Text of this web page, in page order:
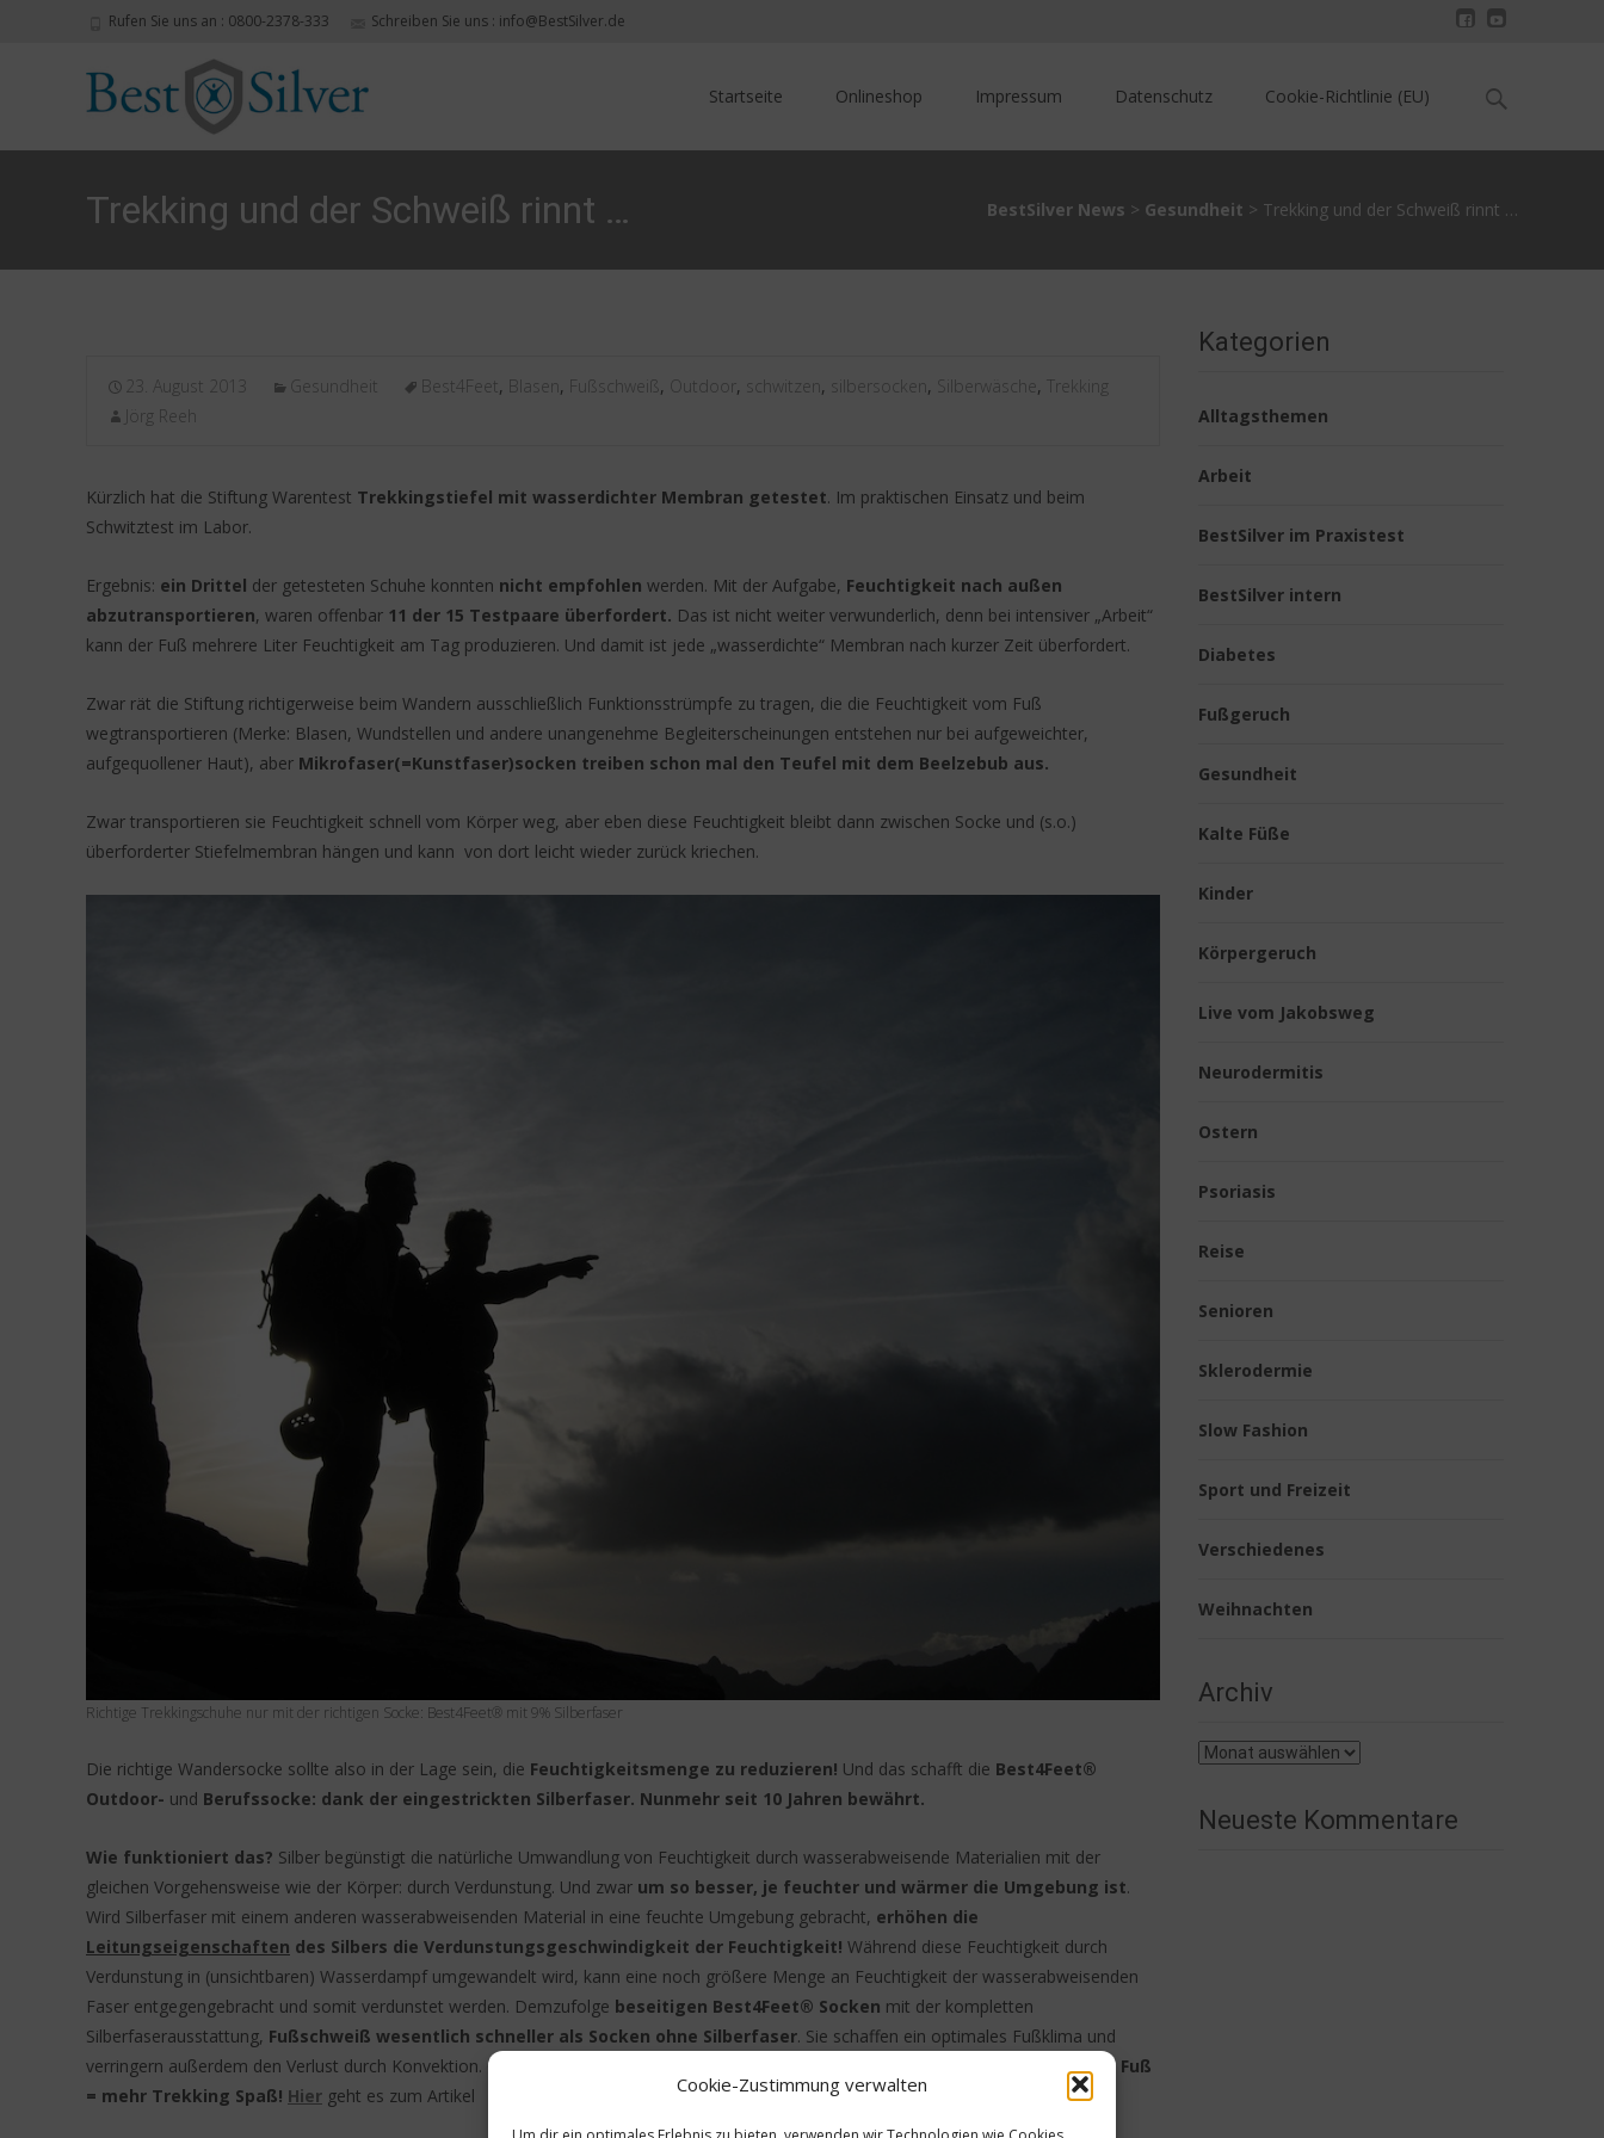
Cookie-Zustimmung verwalten
Rufen Sie uns an : 0800-2378-333 Schreiben Sie uns : info@BestSilver.de
Startseite Onlineshop Impressum Datenschutz Cookie-Richtlinie (EU)
Search
Trekking und der Schweiß rinnt … BestSilver News > Gesundheit > Trekking und der Schweiß rinnt …
23. August 2013 Gesundheit Best4Feet, Blasen , Fußschweiß , Outdoor, schwitzen , silbersocken , Silberwäsche , Trekking
Jörg Reeh
Kürzlich hat die Stiftung Warentest Trekkingstiefel mit wasserdichter Membran getestet. Im praktischen Einsatz und beim
Schwitztest im Labor.
Ergebnis: ein Drittel der getesteten Schuhe konnten nicht empfohlen werden. Mit der Aufgabe, Feuchtigkeit nach außen
abzutransportieren, waren offenbar 11 der 15 Testpaare überfordert. Das ist nicht weiter verwunderlich, denn bei intensiver „Arbeit“
kann der Fuß mehrere Liter Feuchtigkeit am Tag produzieren. Und damit ist jede „wasserdichte“ Membran nach kurzer Zeit überfordert.
Zwar rät die Stiftung richtigerweise beim Wandern ausschließlich Funktionsstrümpfe zu tragen, die die Feuchtigkeit vom Fuß
wegtransportieren (Merke: Blasen, Wundstellen und andere unangenehme Begleiterscheinungen entstehen nur bei aufgeweichter,
aufgequollener Haut), aber Mikrofaser(=Kunstfaser)socken treiben schon mal den Teufel mit dem Beelzebub aus.
Zwar transportieren sie Feuchtigkeit schnell vom Körper weg, aber eben diese Feuchtigkeit bleibt dann zwischen Socke und (s.o.)
überforderter Stiefelmembran hängen und kann von dort leicht wieder zurück kriechen.
Richtige Trekkingschuhe nur mit der richtigen Socke: Best4Feet® mit 9% Silberfaser
Die richtige Wandersocke sollte also in der Lage sein, die Feuchtigkeitsmenge zu reduzieren! Und das schafft die Best4Feet®
Outdoor- und Berufssocke: dank der eingestrickten Silberfaser. Nunmehr seit 10 Jahren bewährt.
Wie funktioniert das? Silber begünstigt die natürliche Umwandlung von Feuchtigkeit durch wasserabweisende Materialien mit der
gleichen Vorgehensweise wie der Körper: durch Verdunstung. Und zwar um so besser, je feuchter und wärmer die Umgebung ist.
Wird Silberfaser mit einem anderen wasserabweisenden Material in eine feuchte Umgebung gebracht, erhöhen die
Leitungseigenschaften des Silbers die Verdunstungsgeschwindigkeit der Feuchtigkeit! Während diese Feuchtigkeit durch
Verdunstung in (unsichtbaren) Wasserdampf umgewandelt wird, kann eine noch größere Menge an Feuchtigkeit der wasserabweisenden
Faser entgegengebracht und somit verdunstet werden. Demzufolge beseitigen Best4Feet® Socken mit der kompletten
Silberfaserausstattung, Fußschweiß wesentlich schneller als Socken ohne Silberfaser. Sie schaffen ein optimales Fußklima und
verringern außerdem den Verlust durch Konvektion. Oder m.a.W.:
Best4Feet® Silbersocken = Weniger Schwitzen = trockenerer Fuß
= mehr Trekking Spaß! Hier geht es zum Artikel
Kategorien
Alltagsthemen
Arbeit
BestSilver im Praxistest
BestSilver intern
Diabetes
Fußgeruch
Gesundheit
Kalte Füße
Kinder
Körpergeruch
Live vom Jakobsweg
Neurodermitis
Ostern
Psoriasis
Reise
Senioren
Sklerodermie
Slow Fashion
Sport und Freizeit
Verschiedenes
Weihnachten
Archiv
Archiv
Neueste Kommentare